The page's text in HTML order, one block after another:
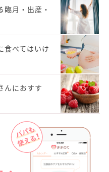
月・出産・
食べてはいけ
んにおすす